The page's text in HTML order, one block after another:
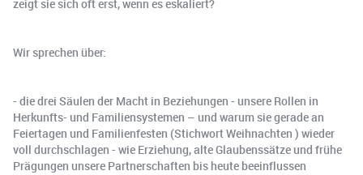
zeigt sie sich oft erst, wenn es eskaliert?
Wir sprechen über:
- die drei Säulen der Macht in Beziehungen - unsere Rollen in
Herkunfts- und Familiensystemen – und warum sie gerade an
Feiertagen und Familienfesten (Stichwort Weihnachten ) wieder
voll durchschlagen - wie Erziehung, alte Glaubenssätze und frühe
Prägungen unsere Partnerschaften bis heute beeinflussen